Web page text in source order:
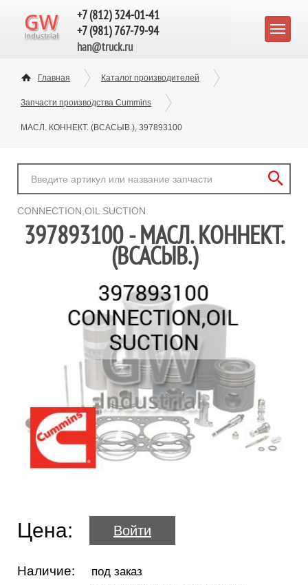
+7 (812) 324-01-41
+7 (981) 767-79-94
han@truck.ru
Главная Каталог производителей
Запчасти производства Cummins
МАСЛ. КОННЕКТ. (ВСАСЫВ.), 397893100
CONNECTION,OIL SUCTION
397893100 - МАСЛ. КОННЕКТ.
(ВСАСЫВ.)
Цена: Войти
Наличие: под заказ